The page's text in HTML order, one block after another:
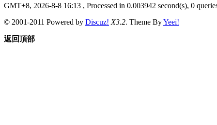
GMT+8, 2026-8-8 16:13 , Processed in 0.003942 second(s), 0
© 2001-2011 Powered by Discuz! X3.2. Theme ByYeei!
返回頂部